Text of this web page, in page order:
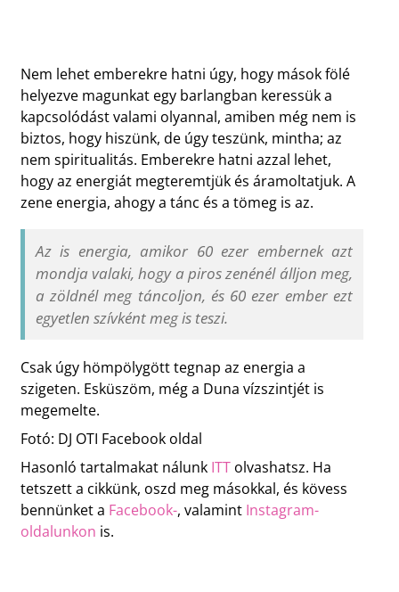
Nem lehet emberekre hatni úgy, hogy mások fölé
helyezve magunkat egy barlangban keressük a
kapcsolódást valami olyannal, amiben még nem is
biztos, hogy hiszünk, de úgy teszünk, mintha; az
nem spiritualitás. Emberekre hatni azzal lehet,
hogy az energiát megteremtjük és áramoltatjuk. A
zene energia, ahogy a tánc és a tömeg is az.
Az is energia, amikor 60 ezer embernek azt
mondja valaki, hogy a piros zenénél álljon meg,
a zöldnél meg táncoljon, és 60 ezer ember ezt
egyetlen szívként meg is teszi.
Csak úgy hömpölygött tegnap az energia a
szigeten. Esküszöm, még a Duna vízszintjét is
megemelte.
Fotó: DJ OTI Facebook oldal
Hasonló tartalmakat nálunk ITTolvashatsz. Ha
tetszett a cikkünk, oszd meg másokkal, és kövess
bennünket a Facebook-, valamint Instagram-
oldalunkon is.